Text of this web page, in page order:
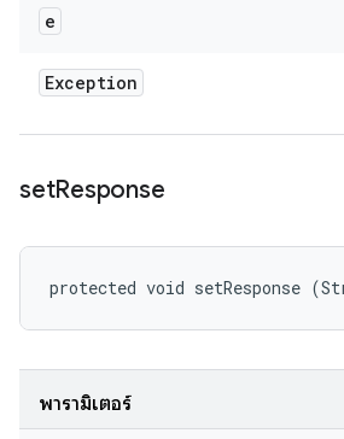
e
Exception
setResponse
protected void setResponse
พารามิเตอร์